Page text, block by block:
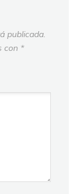
publicada.
con *